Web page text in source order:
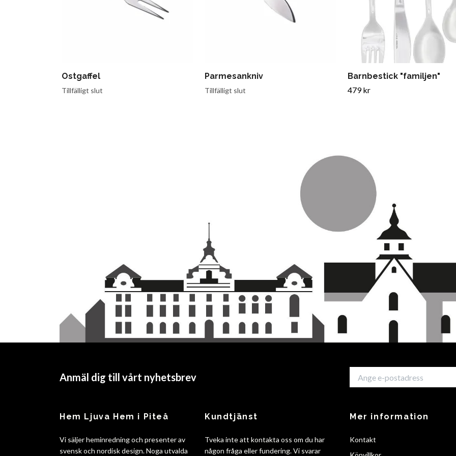
Ostgaffel
Tillfälligt slut
Parmesankniv
Tillfälligt slut
Barnbestick "familjen"
479 kr
Anmäl dig till vårt nyhetsbrev
Hem Ljuva Hem i Piteå
Vi säljer heminredning och presenter av
svensk och nordisk design. Noga utvalda
Kundtjänst
Tveka inte att kontakta oss om du har
någon fråga eller fundering. Vi svarar
Mer information
Kontakt